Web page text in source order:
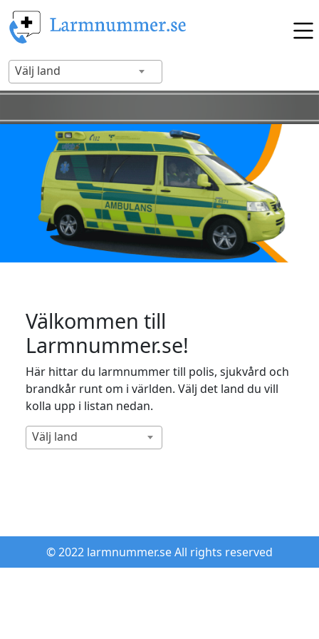
Välj land
Välkommen till
Larmnummer.se!
Här hittar du larmnummer till polis, sjukvård och
brandkår runt om i världen. Välj det land du vill
kolla upp i listan nedan.
Välj land
© 2022 larmnummer.se All rights reserved